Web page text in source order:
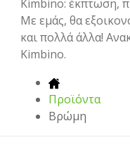
Kimbino: έκπτωση,
Με εμάς, θα
και πολλά άλλα!
Kimbino.
Προϊόντα
Βρώμη